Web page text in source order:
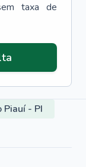
taxa de
Piauí - PI